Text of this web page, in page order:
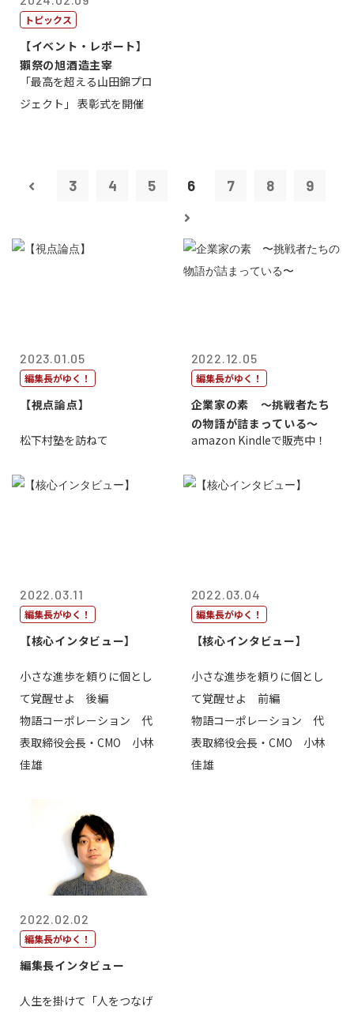
トピックス
【イベント・レポート】
獺祭の旭酒造主宰
「最高を超える山田錦プロ
ジェクト」 表彰式を開催
3 4 5 6 7 8 9
2023.01.05
編集長がゆく！
【視点論点】
松下村塾を訪ねて
2022.12.05
編集長がゆく！
企業家の素 〜挑戦者たち
の物語が詰まっている〜
amazon Kindleで販売中！
2022.03.11
編集長がゆく！
【核心インタビュー】
小さな進歩を頼りに個とし
て覚醒せよ 後編
物語コーポレーション 代
表取締役会長・CMO 小林
佳雄
2022.03.04
編集長がゆく！
【核心インタビュー】
小さな進歩を頼りに個とし
て覚醒せよ 前編
物語コーポレーション 代
表取締役会長・CMO 小林
佳雄
2022.02.02
編集長がゆく！
編集長インタビュー
人生を掛けて「人をつなげ